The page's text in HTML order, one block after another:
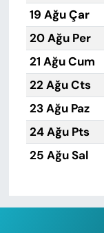
19 Ağu Çar
20 Ağu Per
21 Ağu Cum
22 Ağu Cts
23 Ağu Paz
24 Ağu Pts
25 Ağu Sal